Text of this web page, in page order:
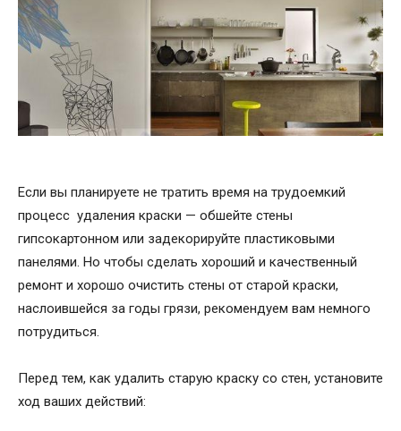
Если вы планируете не тратить время на трудоемкий
процесс удаления краски — обшейте стены
гипсокартонном или задекорируйте пластиковыми
панелями. Но чтобы сделать хороший и качественный
ремонт и хорошо очистить стены от старой краски,
наслоившейся за годы грязи, рекомендуем вам немного
потрудиться.
Перед тем, как удалить старую краску со стен, установите
ход ваших действий: